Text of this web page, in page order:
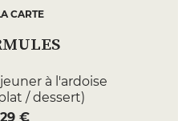
CARTE
à l'ardoise
/ dessert)
29 €